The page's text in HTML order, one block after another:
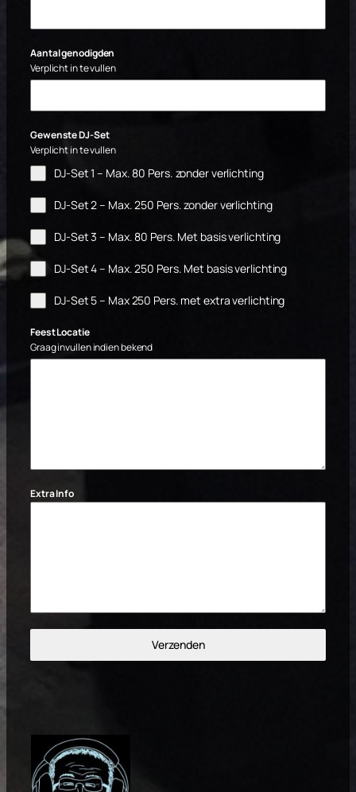
Aantal genodigden
Verplicht in te vullen
Gewenste DJ-Set
Verplicht in te vullen
DJ-Set 1 – Max. 80 Pers. zonder verlichting
DJ-Set 2 – Max. 250 Pers. zonder verlichting
DJ-Set 3 – Max. 80 Pers. Met basis verlichting
DJ-Set 4 – Max. 250 Pers. Met basis verlichting
DJ-Set 5 – Max 250 Pers. met extra verlichting
Feest Locatie
Graag invullen indien bekend
Extra Info
Verzenden